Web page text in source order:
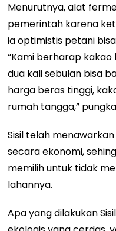
Menurutnya, alat
pemerintah karena
ia optimistis petani
“Kami berharap kakao
dua kali sebulan bisa
harga beras tinggi,
rumah tangga,”
Sisil telah
secara ekonomi,
memilih untuk tidak
lahannya.
Apa yang dilakukan